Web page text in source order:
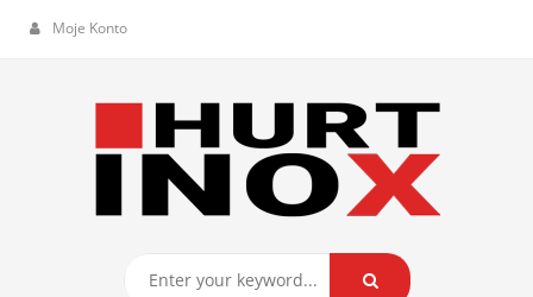
Moje Konto